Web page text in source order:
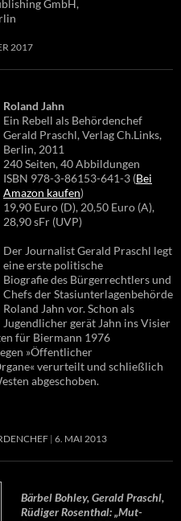
GmbH,
2017
Roland Jahn
Ein Rebell als Behördenchef
Gerald Praschl, Verlag Ch.Links,
Berlin, 2011
240 Seiten, 40 Abbildungen
ISBN 978-3-86153-641-3 (Bei
Amazon kaufen)
19,90 Euro (D), 20,50 Euro (A),
28,90 sFr (UVP)
Der Journalist Gerald Praschl legt
eine erste politische
Biografie des Bürgerrechtlers und
Chefs der Stasiunterlagenbehörde
Roland Jahn vor. Schon als
Jugendlicher gerät Jahn ins Visier
für Biermann 1976
»Öffentlicher
verurteilt und schließlich
abgeschoben.
6. MAI 2013
Bärbel Bohley, Gerald Praschl,
Rüdiger Rosenthal: „Mut-